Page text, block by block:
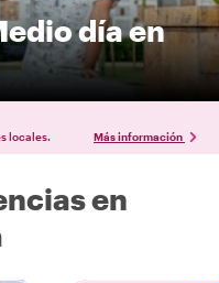
día en
locales. Más información
en